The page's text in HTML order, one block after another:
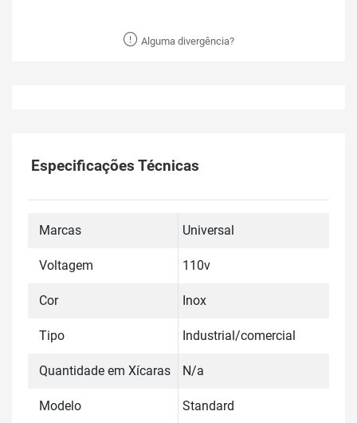
Alguma divergência?
Especificações Técnicas
Marcas Universal
Voltagem 110v
Cor Inox
Tipo Industrial/comercial
Quantidade em Xícaras N/a
Modelo Standard